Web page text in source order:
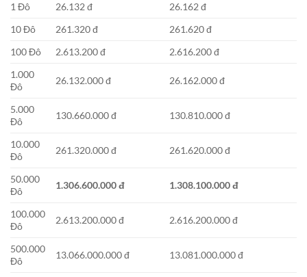
1 Đô
26.132 đ
26.162 đ
10 Đô
261.320 đ
261.620 đ
100 Đô
2.613.200 đ
2.616.200 đ
1.000
Đô
26.132.000 đ 26.162.000 đ
5.000
Đô
130.660.000 đ 130.810.000 đ
10.000
Đô
261.320.000 đ 261.620.000 đ
50.000
Đô
1.306.600.000 đ 1.308.100.000 đ
100.000
Đô
2.613.200.000 đ 2.616.200.000 đ
500.000
Đô
13.066.000.000 đ 13.081.000.000 đ